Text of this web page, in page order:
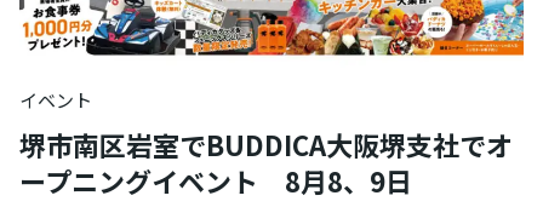
イベント
堺市南区岩室でBUDDICA大阪堺支社でオ
ープニングイベント 8月8、9日